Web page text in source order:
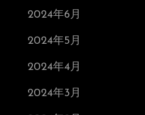
2024年6月
2024年5月
2024年4月
2024年3月